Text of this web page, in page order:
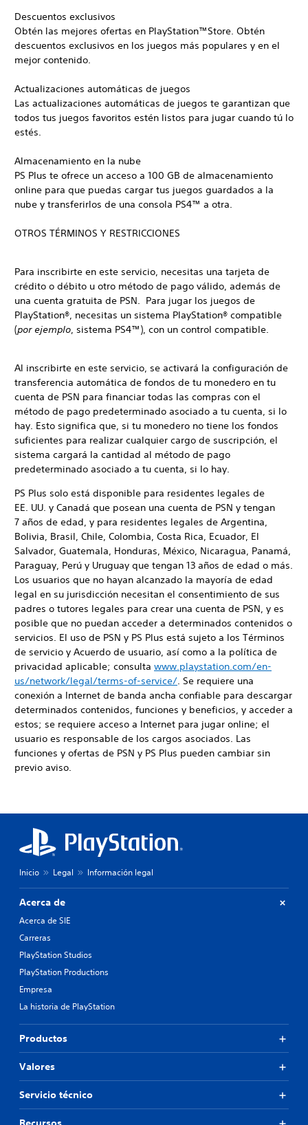
Descuentos exclusivos
Obtén las mejores ofertas en PlayStation™Store. Obtén
descuentos exclusivos en los juegos más populares y en el
mejor contenido.
Actualizaciones automáticas de juegos
Las actualizaciones automáticas de juegos te garantizan que
todos tus juegos favoritos estén listos para jugar cuando tú lo
estés.
Almacenamiento en la nube
PS Plus te ofrece un acceso a 100 GB de almacenamiento
online para que puedas cargar tus juegos guardados a la
nube y transferirlos de una consola PS4™ a otra.
OTROS TÉRMINOS Y RESTRICCIONES
Para inscribirte en este servicio, necesitas una tarjeta de
crédito o débito u otro método de pago válido, además de
una cuenta gratuita de PSN. Para jugar los juegos de
PlayStation®, necesitas un sistema PlayStation® compatible
(por ejemplo, sistema PS4™), con un control compatible.
Al inscribirte en este servicio, se activará la configuración de
transferencia automática de fondos de tu monedero en tu
cuenta de PSN para financiar todas las compras con el
método de pago predeterminado asociado a tu cuenta, si lo
hay. Esto significa que, si tu monedero no tiene los fondos
suficientes para realizar cualquier cargo de suscripción, el
sistema cargará la cantidad al método de pago
predeterminado asociado a tu cuenta, si lo hay.
PS Plus solo está disponible para residentes legales de
EE. UU. y Canadá que posean una cuenta de PSN y tengan
7 años de edad, y para residentes legales de Argentina,
Bolivia, Brasil, Chile, Colombia, Costa Rica, Ecuador, El
Salvador, Guatemala, Honduras, México, Nicaragua, Panamá,
Paraguay, Perú y Uruguay que tengan 13 años de edad o más.
Los usuarios que no hayan alcanzado la mayoría de edad
legal en su jurisdicción necesitan el consentimiento de sus
padres o tutores legales para crear una cuenta de PSN, y es
posible que no puedan acceder a determinados contenidos o
servicios. El uso de PSN y PS Plus está sujeto a los Términos
de servicio y Acuerdo de usuario, así como a la política de
privacidad aplicable; consulta www.playstation.com/en-
us/network/legal/terms-of-service/. Se requiere una
conexión a Internet de banda ancha confiable para descargar
determinados contenidos, funciones y beneficios, y acceder a
estos; se requiere acceso a Internet para jugar online; el
usuario es responsable de los cargos asociados. Las
funciones y ofertas de PSN y PS Plus pueden cambiar sin
previo aviso.
Inicio Legal Información legal
Acerca de
Acerca de SIE
Carreras
PlayStation Studios
PlayStation Productions
Empresa
La historia de PlayStation
Productos
Valores
Servicio técnico